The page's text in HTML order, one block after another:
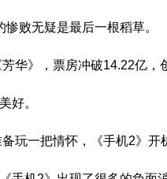
败无疑是最后一根稻草。
华》，票房冲破14.22亿，
好。
玩一把情怀，《手机2》开